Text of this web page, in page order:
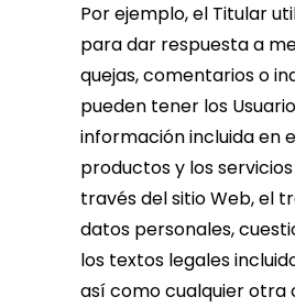
Por ejemplo, el Titular
para dar respuesta a
quejas, comentarios o
pueden tener los
información incluida en
productos y los
través del sitio Web, el
datos personales,
los textos legales
así como cualquier otra